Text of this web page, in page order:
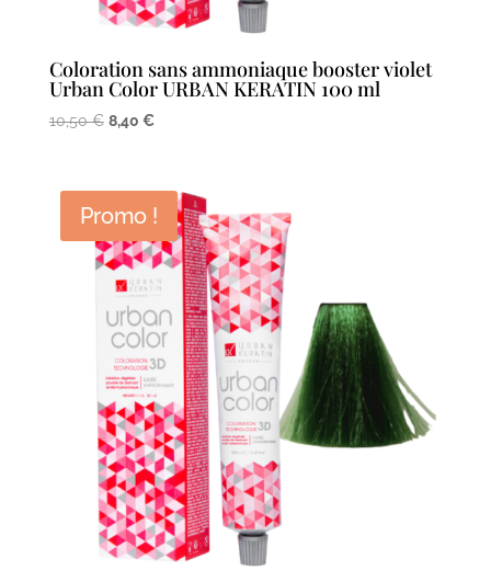
Coloration sans ammoniaque booster violet
Urban Color URBAN KERATIN 100 ml
10,50€ Le
était :
10,50 €.
8,40 €Le
est :
8,40 €.
Promo !